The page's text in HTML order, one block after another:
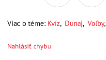
Viac o téme: Kvíz, Dunaj, Voľby,
Nahlásiť chybu